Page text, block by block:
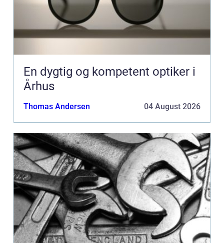
En dygtig og kompetent optiker i
Århus
Thomas Andersen 04 August 2026